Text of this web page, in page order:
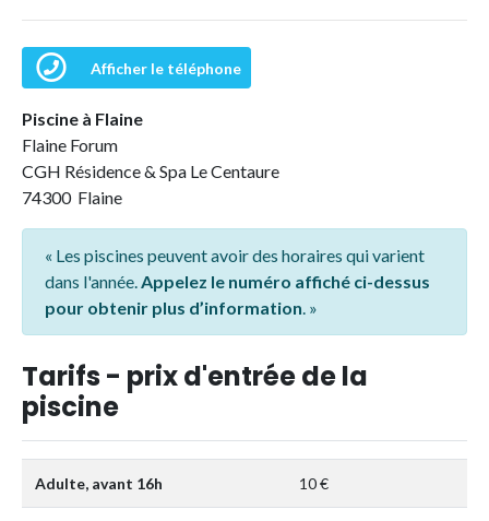
Afficher le téléphone
Piscine à Flaine
Flaine Forum
CGH Résidence & Spa Le Centaure
74300 Flaine
« Les piscines peuvent avoir des horaires qui varient
dans l'année.Appelez le numéro affiché ci-dessus
pour obtenir plus d’information. »
Tarifs - prix d'entrée de la
piscine
Adulte, avant 16h 10 €